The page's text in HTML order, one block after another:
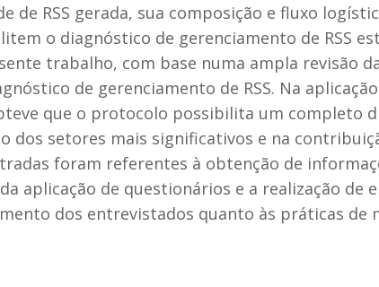
de RSS gerada, sua composição e fluxo
o diagnóstico de gerenciamento de RSS
trabalho, com base numa ampla revisão
de gerenciamento de RSS. Na
que o protocolo possibilita um completo
dos setores mais significativos e na
foram referentes à obtenção de
aplicação de questionários e a realização de
dos entrevistados quanto às práticas de